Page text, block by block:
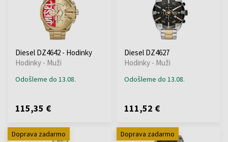
Diesel DZ4642 - Hodinky
Hodinky - Muži
Odošleme do 13.08.
115,35 €
Diesel DZ4627
Hodinky - Muži
Odošleme do 13.08.
111,52 €
Doprava zadarmo Doprava zadarmo